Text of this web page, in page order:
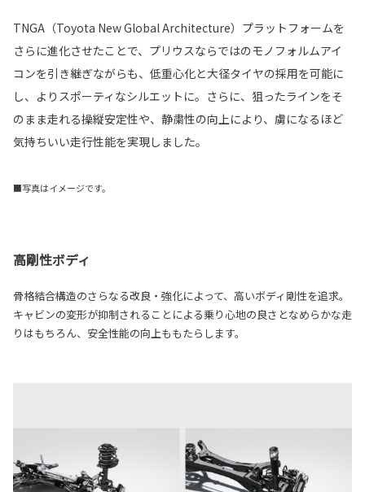
TNGA（Toyota New Global Architecture）プラットフォームを
さらに進化させたことで、プリウスならではのモノフォルムアイ
コンを引き継ぎながらも、低重心化と大径タイヤの採用を可能に
し、よりスポーティなシルエットに。さらに、狙ったラインをそ
のまま走れる操縦安定性や、静粛性の向上により、虜になるほど
気持ちいい走行性能を実現しました。
■写真はイメージです。
高剛性ボディ
骨格結合構造のさらなる改良・強化によって、高いボディ剛性を追求。
キャビンの変形が抑制されることによる乗り心地の良さとなめらかな走
りはもちろん、安全性能の向上ももたらします。